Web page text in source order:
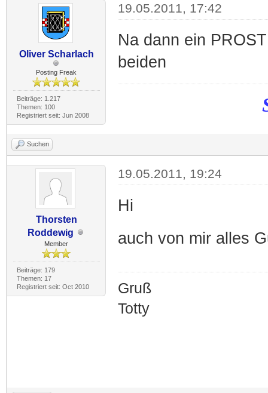
Oliver Scharlach
Posting Freak
Beiträge: 1.217
Themen: 100
Registriert seit: Jun 2008
19.05.2011, 17:42
Na dann ein
beiden
Suchen
Thorsten
Roddewig
Member
Beiträge: 179
Themen: 17
Registriert seit: Oct 2010
19.05.2011, 19:24
Hi
auch von mir alles
Gruß
Totty